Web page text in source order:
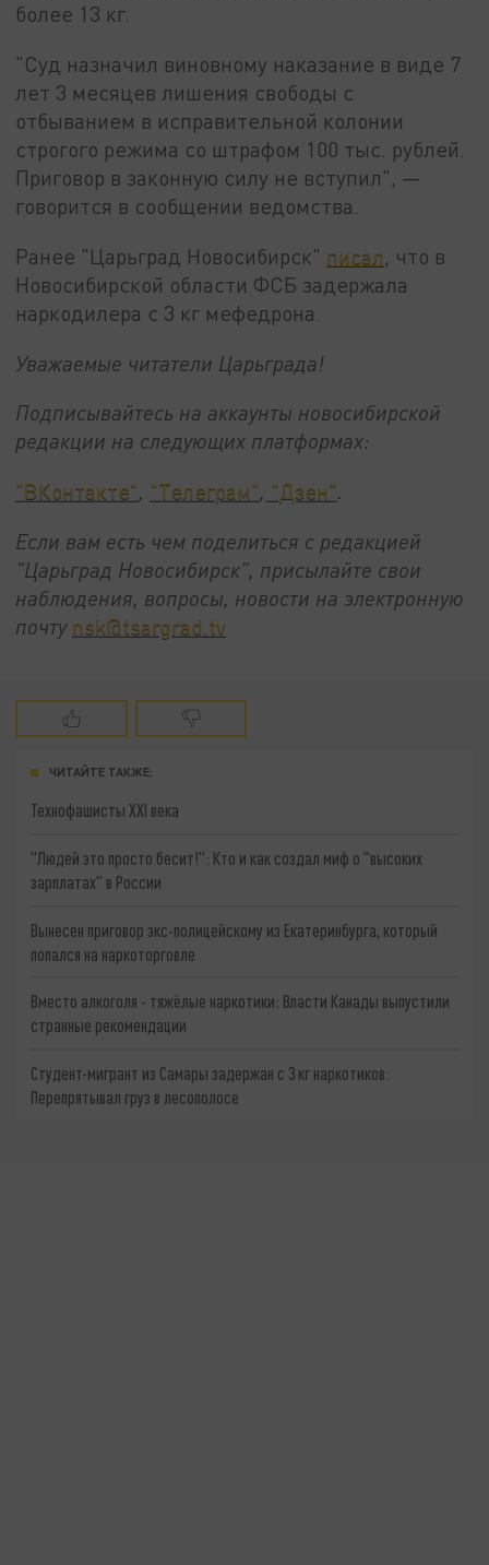
более 13 кг.
"Суд назначил виновному наказание в виде 7
лет 3 месяцев лишения свободы с
отбыванием в исправительной колонии
строгого режима со штрафом 100 тыс. рублей.
Приговор в законную силу не вступил", —
говорится в сообщении ведомства.
Ранее "Царьград Новосибирск" писал, что в
Новосибирской области ФСБ задержала
наркодилера с 3 кг мефедрона.
Уважаемые читатели Царьграда!
Подписывайтесь на аккаунты новосибирской
редакции на следующих платформах:
"ВКонтакте", "Телеграм", "Дзен".
Если вам есть чем поделиться с редакцией
"Царьград Новосибирск", присылайте свои
наблюдения, вопросы, новости на электронную
почту nsk@tsargrad.tv
ЧИТАЙТЕ ТАКЖЕ:
Технофашисты XXI века
"Людей это просто бесит!": Кто и как создал миф о "высоких
зарплатах" в России
Вынесен приговор экс-полицейскому из Екатеринбурга, который
попался на наркоторговле
Вместо алкоголя - тяжёлые наркотики: Власти Канады выпустили
странные рекомендации
Студент-мигрант из Самары задержан с 3 кг наркотиков:
Перепрятывал груз в лесополосе